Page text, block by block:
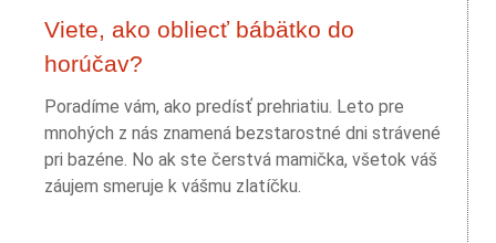
Viete, ako obliecť bábätko do
horúčav?
Poradíme vám, ako predísť prehriatiu. Leto pre
mnohých z nás znamená bezstarostné dni strávené
pri bazéne. No ak ste čerstvá mamička, všetok váš
záujem smeruje k vášmu zlatíčku.